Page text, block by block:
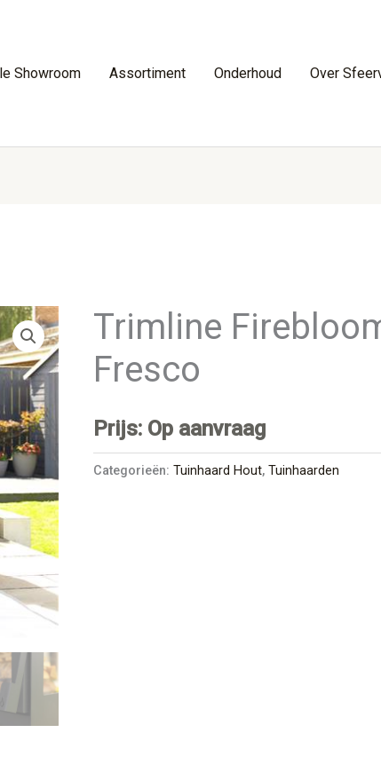
Showroom Assortiment Onderhoud Over
Trimline
Fresco
Prijs: Op aanvraag
Categorieën:Tuinhaard Hout,Tuinhaarden